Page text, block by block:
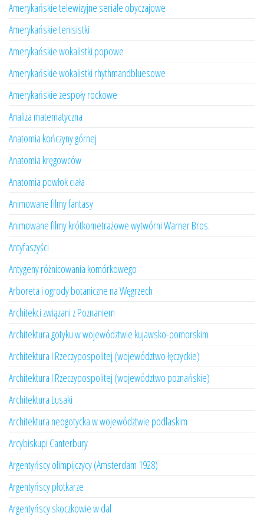
Amerykańskie telewizyjne seriale obyczajowe
Amerykańskie tenisistki
Amerykańskie wokalistki popowe
Amerykańskie wokalistki rhythmandbluesowe
Amerykańskie zespoły rockowe
Analiza matematyczna
Anatomia kończyny górnej
Anatomia kręgowców
Anatomia powłok ciała
Animowane filmy fantasy
Animowane filmy krótkometrażowe wytwórni Warner Bros.
Antyfaszyści
Antygeny różnicowania komórkowego
Arboreta i ogrody botaniczne na Węgrzech
Architekci związani z Poznaniem
Architektura gotyku w województwie kujawsko-pomorskim
Architektura I Rzeczypospolitej (województwo łęczyckie)
Architektura I Rzeczypospolitej (województwo poznańskie)
Architektura Lusaki
Architektura neogotycka w województwie podlaskim
Arcybiskupi Canterbury
Argentyńscy olimpijczycy (Amsterdam 1928)
Argentyńscy płotkarze
Argentyńscy skoczkowie w dal